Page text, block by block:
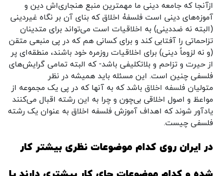
ازآنجا که جامعه دینی ما مهمترین منبع هنجاری‌اش دین و
آموزه‌های دینی است فلسفۀ اخلاق که بنای آن بر نگاه غیردینی
(البته نه ضددینی) به اخلاقیات است می‌تواند برای متدینان
تزاحماتی را آفتابی کند و برای کسانی هم که در پی منبعی متقن
(و نه لزوماً دینی) برای اخلاقیات روزمره خود باشند، منطقه‌ای پر
از حیرت و تزاحم و بلاتکلیفی باشد- که البته تمامی گرایش‌های
فلسفی چنین است. این مسئله باید همیشه در نظر
متولیان فلسفه اخلاق باشد که به آنها که در پی یک مجموعه از
مواعظ و اصول اخلاقی بی‌چون و چرا به این رشته اقبال می‌کنند
یادآور شوند که اهداف آموزش فلسفه اخلاق به عنوان یک رشته
فلسفی چیست.
در ایران روی کدام موضوعات نظری بیشتر کار